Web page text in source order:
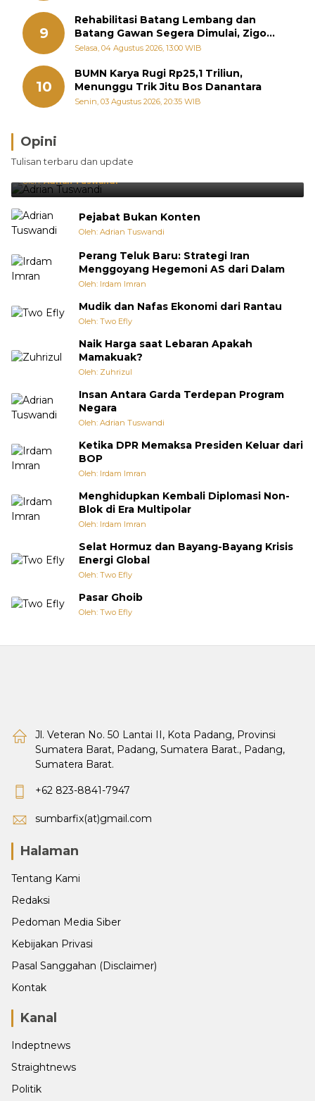
9
Rehabilitasi Batang Lembang dan
Batang Gawan Segera Dimulai, Zigo
Rolanda Pastikan Proyek Berjalan
Selasa, 04 Agustus 2026, 13:00 WIB
10
BUMN Karya Rugi Rp25,1 Triliun,
Menunggu Trik Jitu Bos Danantara
Senin, 03 Agustus 2026, 20:35 WIB
Opini
Tulisan terbaru dan update
Brasil Lebih Diunggulkan, tetapi Jepang Selalu
Punya Cara Membuat Kejutan
Oleh:Adrian Tuswandi
Pejabat Bukan Konten
Oleh: Adrian Tuswandi
Perang Teluk Baru: Strategi Iran
Menggoyang Hegemoni AS dari Dalam
Oleh: Irdam Imran
Mudik dan Nafas Ekonomi dari Rantau
Oleh: Two Efly
Naik Harga saat Lebaran Apakah
Mamakuak?
Oleh: Zuhrizul
Insan Antara Garda Terdepan Program
Negara
Oleh: Adrian Tuswandi
Ketika DPR Memaksa Presiden Keluar dari
BOP
Oleh: Irdam Imran
Menghidupkan Kembali Diplomasi Non-
Blok di Era Multipolar
Oleh: Irdam Imran
Selat Hormuz dan Bayang-Bayang Krisis
Energi Global
Oleh: Two Efly
Pasar Ghoib
Oleh: Two Efly
Jl. Veteran No. 50 Lantai II, Kota Padang, Provinsi
Sumatera Barat, Padang, Sumatera Barat., Padang,
Sumatera Barat.
+62 823-8841-7947
sumbarfix(at)gmail.com
Halaman
Tentang Kami
Redaksi
Pedoman Media Siber
Kebijakan Privasi
Pasal Sanggahan (Disclaimer)
Kontak
Kanal
Indeptnews
Straightnews
Politik